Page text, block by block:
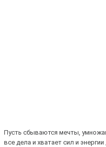
Пусть сбываются мечты,
все дела и хватает сил и